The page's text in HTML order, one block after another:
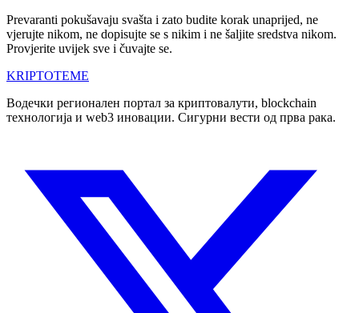
Prevaranti pokušavaju svašta i zato budite korak unaprijed, ne
vjerujte nikom, ne dopisujte se s nikim i ne šaljite sredstva nikom.
Provjerite uvijek sve i čuvajte se.
KRIPTOTEME
Водечки регионален портал за криптовалути, blockchain
технологија и web3 иновации. Сигурни вести од прва рака.